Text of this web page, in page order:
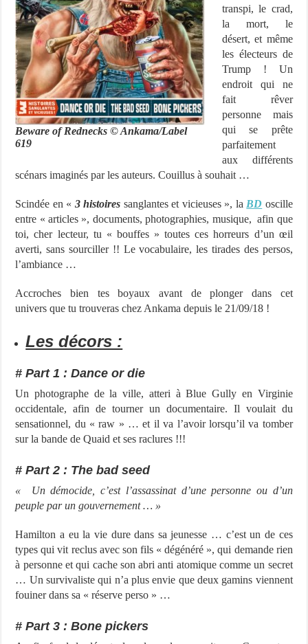
Beware of Rednecks © Ankama/Label
619
transpi, le crad,
la mort, le
désert, et même
les électeurs de
Trump ! Un
endroit qui ne
fait rêver
personne mais
qui se prête
parfaitement
aux différents
scénars imaginés par les auteurs. Couillus à souhait …
Scindée en « 3 histoires sanglantes et vicieuses », la BD oscille
entre « articles », documents, photographies, musique, afin que
toi, cher lecteur, tu « bouffes » toutes ces horreurs d’un œil
averti, sans sourciller !! Le vocabulaire, les tirades des persos,
l’ambiance …
Accroches bien tes boyaux avant de plonger dans cet
univers que tu trouveras chez Ankama depuis le 21/09/18 !
Les décors :
# Part 1 : Dance or die
Un photographe de la ville, atteri à Blue Gully en Virginie
occidentale, afin de tourner un documentaire. Il voulait du
sensationnel, du « raw » … et il va l’avoir lorsqu’il va tomber
sur la bande de Quaid et ses raclures !!!
# Part 2 : The bad seed
« Un démocide, c’est l’assassinat d’une personne ou d’un
peuple par un gouvernement … »
Hamilton a eu la vie dure dans sa jeunesse … c’est un de ces
types qui vit reclus avec son fils « dégénéré », qui demande rien
à personne et qui cache son abri anti atomique comme un secret
… Un survivaliste qui n’a plus envie que deux gamins viennent
fouiner dans sa « réserve perso » …
# Part 3 : Bone pickers